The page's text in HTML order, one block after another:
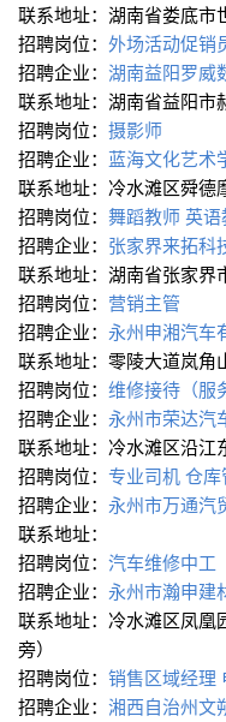
联系地址：湖南省娄底市
招聘岗位： 外场活动促销
招聘企业： 湖南益阳罗威
联系地址：湖南省益阳市
招聘岗位： 摄影师
招聘企业： 蓝海文化艺术
联系地址：冷水滩区舜德
招聘岗位： 舞蹈教师英语
招聘企业： 张家界来拓科
联系地址：湖南省张家界
招聘岗位： 营销主管
招聘企业： 永州申湘汽车
联系地址：零陵大道岚角
招聘岗位： 维修接待（服
招聘企业： 永州市荣达汽
联系地址：冷水滩区沿江
招聘岗位： 专业司机仓库
招聘企业： 永州市万通汽
联系地址：
招聘岗位： 汽车维修中工
招聘企业： 永州市瀚申建
联系地址：冷水滩区凤凰
旁）
招聘岗位： 销售区域经理
招聘企业： 湘西自治州文